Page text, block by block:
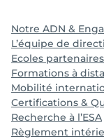
Notre ADN &
L’équipe de
Ecoles partenaires
Formations à
Mobilité
Certifications &
Recherche à l’ESA
Règlement